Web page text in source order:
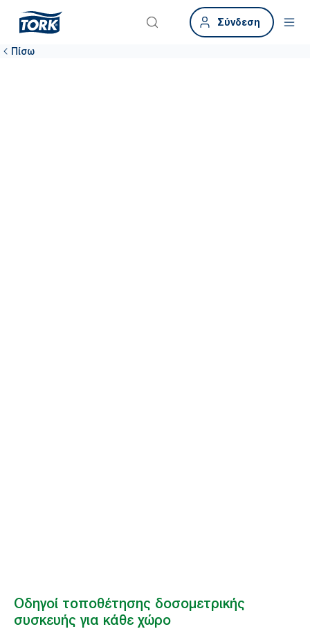
Σύνδεση
Πίσω
Οδηγοί τοποθέτησης δοσομετρικής
συσκευής για κάθε χώρο